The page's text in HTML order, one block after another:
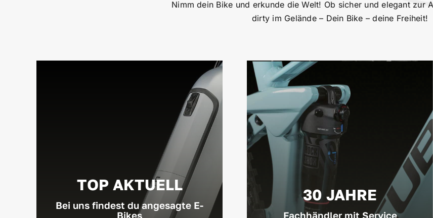
Nimm dein Bike und erkunde die Welt! Ob sicher und elegant zur
dirty im Gelände – Dein Bike – deine Freiheit!
TOP AKTUELL
Bei uns findest du angesagte E-
Bikes
30 JAHRE
Fachhändler mit Service